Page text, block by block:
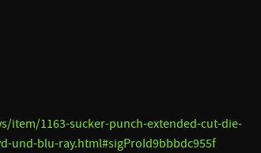
item/1163-sucker-punch-extended-cut-die-
und-blu-ray.html#sigProId9bbbdc955f